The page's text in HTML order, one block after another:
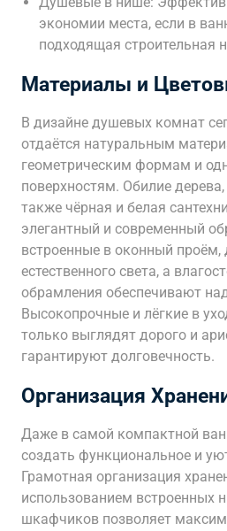
экономии места, если в
подходящая строительная
Материалы и
В дизайне душевых комнат
отдаётся натуральным
геометрическим формам и
поверхностям. Обилие
также чёрная и белая
элегантный и современный
встроенные в оконный
естественного света, а
обрамления обеспечивают
Высокопрочные и лёгкие в
только выглядят дорого и
гарантируют долговечность.
Организация
Даже в самой компактной
создать функциональное и
Грамотная организация
использованием встроенных
шкафчиков позволяет